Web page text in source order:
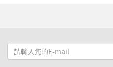
請
輸